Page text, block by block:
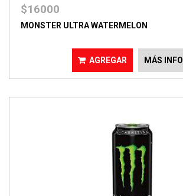
$16000
MONSTER ULTRA WATERMELON
AGREGAR MÁS INFO